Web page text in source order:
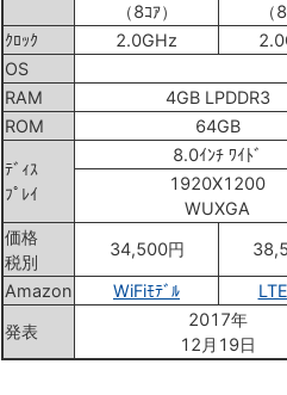
（8ｺｱ）
（
ｸﾛｯｸ
2.0GHz
OS
RAM
4GB LPDDR3
ROM
64GB
ﾃﾞｨｽ
ﾌﾟﾚｲ
8.0ｲﾝﾁ ﾜｲﾄﾞ
1920X1200
WUXGA
価格
税別
34,500円
Amazon WiFiﾓﾃﾞﾙ
発表
2017年
12月19日